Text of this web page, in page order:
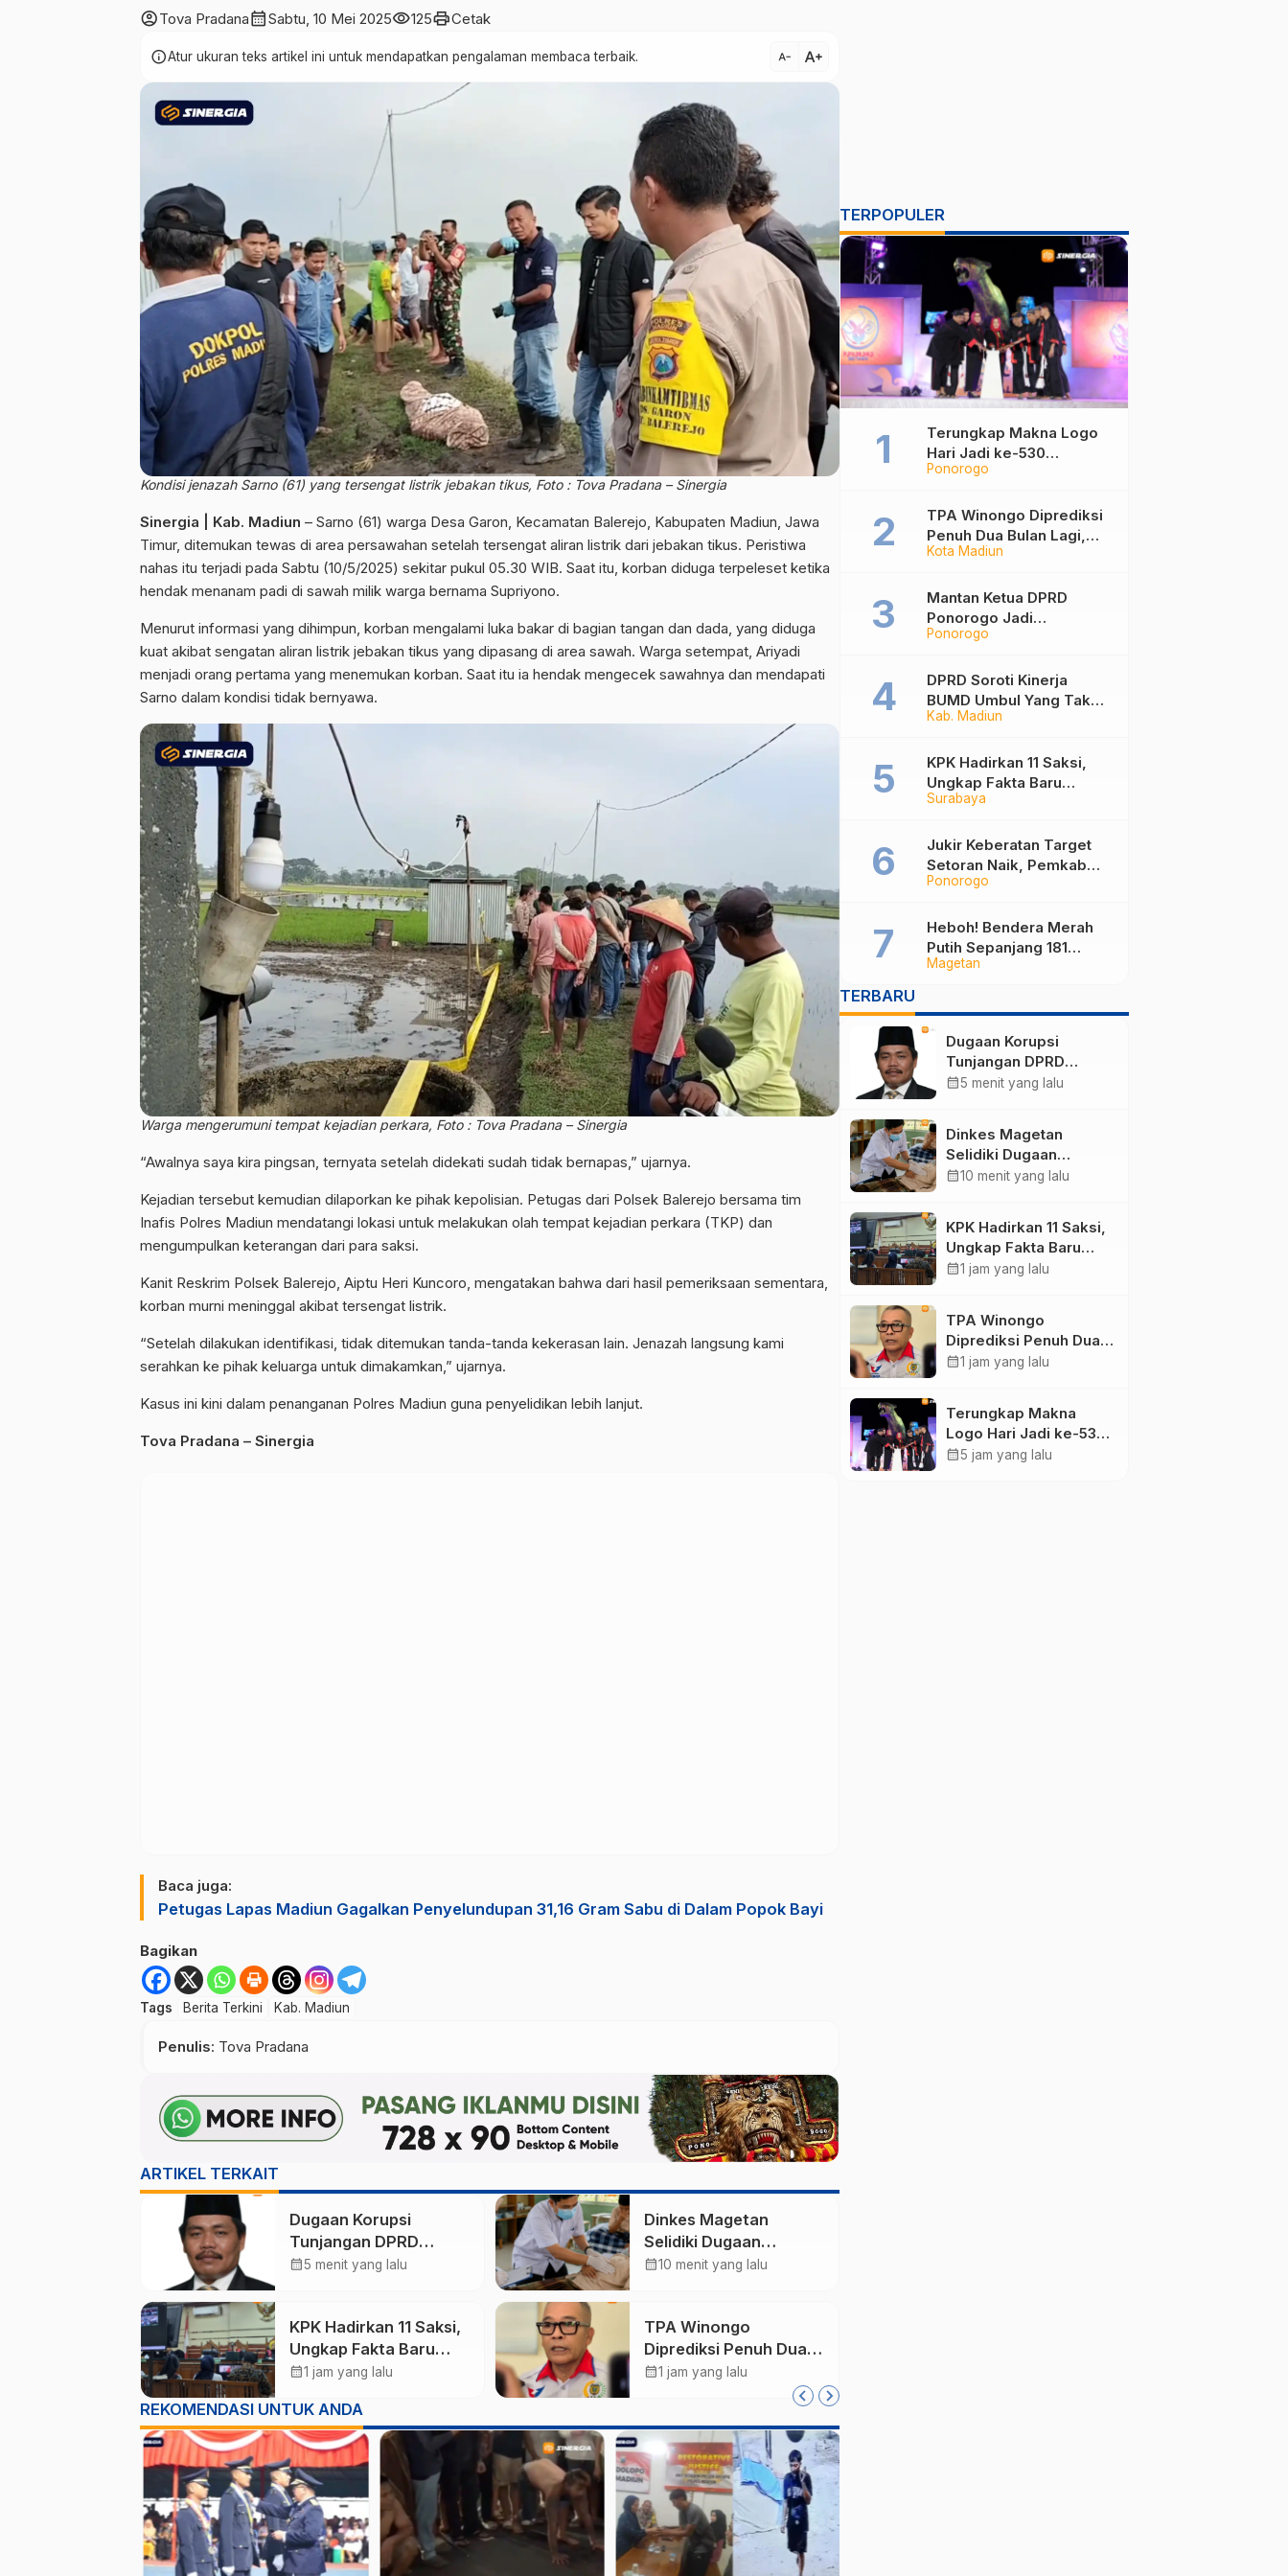
account_circleTova Pradanacalendar_monthSabtu, 10 Mei 2025visibility125printCetak
infoAtur ukuran teks artikel ini untuk mendapatkan pengalaman membaca terbaik. text_decrease text_increase
Kondisi jenazah Sarno (61) yang tersengat listrik jebakan tikus, Foto : Tova Pradana – Sinergia
Sinergia | Kab. Madiun – Sarno (61) warga Desa Garon, Kecamatan Balerejo, Kabupaten Madiun, Jawa
Timur, ditemukan tewas di area persawahan setelah tersengat aliran listrik dari jebakan tikus. Peristiwa
nahas itu terjadi pada Sabtu (10/5/2025) sekitar pukul 05.30 WIB. Saat itu, korban diduga terpeleset ketika
hendak menanam padi di sawah milik warga bernama Supriyono.
Menurut informasi yang dihimpun, korban mengalami luka bakar di bagian tangan dan dada, yang diduga
kuat akibat sengatan aliran listrik jebakan tikus yang dipasang di area sawah. Warga setempat, Ariyadi
menjadi orang pertama yang menemukan korban. Saat itu ia hendak mengecek sawahnya dan mendapati
Sarno dalam kondisi tidak bernyawa.
Warga mengerumuni tempat kejadian perkara, Foto : Tova Pradana – Sinergia
“Awalnya saya kira pingsan, ternyata setelah didekati sudah tidak bernapas,” ujarnya.
Kejadian tersebut kemudian dilaporkan ke pihak kepolisian. Petugas dari Polsek Balerejo bersama tim
Inafis Polres Madiun mendatangi lokasi untuk melakukan olah tempat kejadian perkara (TKP) dan
mengumpulkan keterangan dari para saksi.
Kanit Reskrim Polsek Balerejo, Aiptu Heri Kuncoro, mengatakan bahwa dari hasil pemeriksaan sementara,
korban murni meninggal akibat tersengat listrik.
“Setelah dilakukan identifikasi, tidak ditemukan tanda-tanda kekerasan lain. Jenazah langsung kami
serahkan ke pihak keluarga untuk dimakamkan,” ujarnya.
Kasus ini kini dalam penanganan Polres Madiun guna penyelidikan lebih lanjut.
Tova Pradana – Sinergia
Baca juga:
Petugas Lapas Madiun Gagalkan Penyelundupan 31,16 Gram Sabu di Dalam Popok Bayi
Bagikan
Tags Berita Terkini Kab. Madiun
Penulis: Tova Pradana
ARTIKEL TERKAIT
Dugaan Korupsi
Tunjangan DPRD
Ponorogo Jadi Alarm,
Kelola Administrasi
calendar_month5 menit yang lalu
Dinkes Magetan
Selidiki Dugaan
Lonjakan Kasus Diare
Epidemiologi
calendar_month10 menit yang lalu
KPK Hadirkan 11 Saksi,
Ungkap Fakta Baru
Sidang Korupsi Wali
Maidi
calendar_month1 jam yang lalu
TPA Winongo
Diprediksi Penuh Dua
Bulan Lagi, Ketua DPRD
Penanganan Sampah
calendar_month1 jam yang lalu
REKOMENDASI UNTUK ANDA
TERPOPULER
Ponorogo
Terungkap Makna Logo
Hari Jadi ke-530
Ponorogo, Angka 530
Sekar Kinanthi
Kota Madiun
TPA Winongo Diprediksi
Penuh Dua Bulan Lagi,
Ketua DPRD Kota Madiun
Penanganan Sampah
Ponorogo
Mantan Ketua DPRD
Ponorogo Jadi
Tersangka, Punya Harta
Rp1,4 Miliar
Kab. Madiun
DPRD Soroti Kinerja
BUMD Umbul Yang Tak
Maksimal, Dinilai Belum
Surabaya
KPK Hadirkan 11 Saksi,
Ungkap Fakta Baru
Sidang Korupsi Wali Kota
Ponorogo
Jukir Keberatan Target
Setoran Naik, Pemkab
Ponorogo Cari Jalan
Magetan
Heboh! Bendera Merah
Putih Sepanjang 181
Meter Membentang di
Maknanya
TERBARU
Dugaan Korupsi
Tunjangan DPRD
Ponorogo Jadi Alarm,
Kelola Administrasi
calendar_month5 menit yang lalu
Dinkes Magetan
Selidiki Dugaan
Lonjakan Kasus Diare
Epidemiologi
calendar_month10 menit yang lalu
KPK Hadirkan 11 Saksi,
Ungkap Fakta Baru
Sidang Korupsi Wali
calendar_month1 jam yang lalu
TPA Winongo
Diprediksi Penuh Dua
Bulan Lagi, Ketua DPRD
Penanganan Sampah
calendar_month1 jam yang lalu
Terungkap Makna
Logo Hari Jadi ke-530
Ponorogo, Angka 530
calendar_month5 jam yang lalu